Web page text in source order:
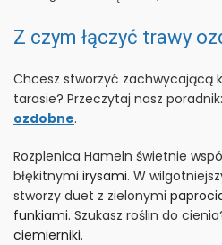
Z czym łączyć trawy
Chcesz stworzyć zachwycającą
tarasie? Przeczytaj nasz poradnik:
ozdobne.
Rozplenica Hameln świetnie
błękitnymi irysami. W
stworzy duet z zielonymi
funkiami. Szukasz roślin do
ciemierniki.